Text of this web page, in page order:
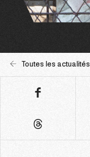
Toutes les actualités